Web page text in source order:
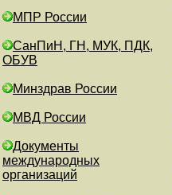
МПР России
СанПиН, ГН, МУК, ПДК,
ОБУВ
Минздрав России
МВД России
Документы
международных
организаций